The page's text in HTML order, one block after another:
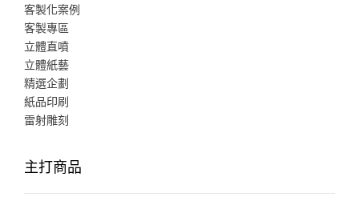
客製化案例
客製專區
立體直噴
立體紙藝
精選企劃
紙品印刷
雷射雕刻
主打商品